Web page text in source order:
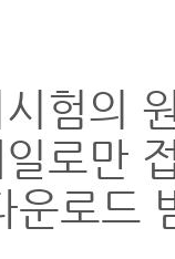
험의
로만
운로드